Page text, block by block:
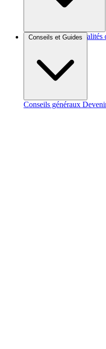
Brèves et actus Actualités
Conseils et Guides
Conseils généraux